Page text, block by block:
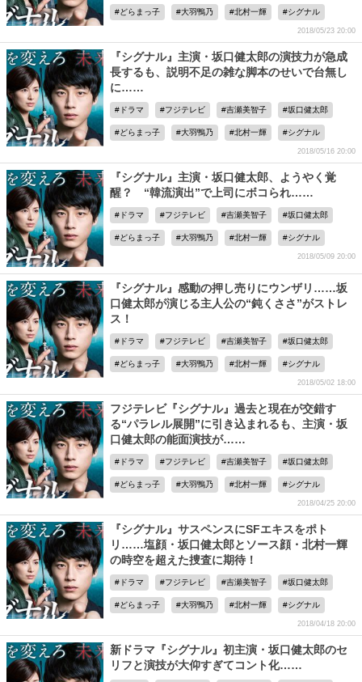
どらまっ子 大羽鴨乃 北村一輝 シグナル
2018/05/23 20:00
『シグナル』主演・坂口健太郎の演技力が急成
長するも、説明不足の雑な脚本のせいで台無し
に……
ドラマ フジテレビ 吉瀬美智子 坂口健太郎
どらまっ子 大羽鴨乃 北村一輝 シグナル
2018/05/16 20:00
『シグナル』主演・坂口健太郎、ようやく覚
醒？ “韓流演出”で上司にボコられ……
ドラマ フジテレビ 吉瀬美智子 坂口健太郎
どらまっ子 大羽鴨乃 北村一輝 シグナル
2018/05/09 20:00
『シグナル』感動の押し売りにウンザリ……坂
口健太郎が演じる主人公の“鈍くささ”がストレ
ス！
ドラマ フジテレビ 吉瀬美智子 坂口健太郎
どらまっ子 大羽鴨乃 北村一輝 シグナル
2018/05/02 18:00
フジテレビ『シグナル』過去と現在が交錯す
る“パラレル展開”に引き込まれるも、主演・坂
口健太郎の能面演技が……
ドラマ フジテレビ 吉瀬美智子 坂口健太郎
どらまっ子 大羽鴨乃 北村一輝 シグナル
2018/04/25 20:00
『シグナル』サスペンスにSFエキスをポト
リ……塩顔・坂口健太郎とソース顔・北村一輝
の時空を超えた捜査に期待！
ドラマ フジテレビ 吉瀬美智子 坂口健太郎
どらまっ子 大羽鴨乃 北村一輝 シグナル
2018/04/18 20:00
新ドラマ『シグナル』初主演・坂口健太郎のセ
リフと演技が大仰すぎてコント化……